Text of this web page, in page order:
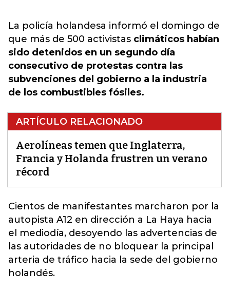
La policía holandesa informó el domingo de
que más de 500 activistas climáticos habían
sido detenidos en un segundo día
consecutivo de protestas contra las
subvenciones del gobierno a la industria
de los combustibles fósiles.
ARTÍCULO RELACIONADO
Aerolíneas temen que Inglaterra,
Francia y Holanda frustren un verano
récord
Cientos de manifestantes marcharon por la
autopista A12 en dirección a La Haya hacia
el mediodía, desoyendo las advertencias de
las autoridades de no bloquear la principal
arteria de tráfico hacia la sede del gobierno
holandés.